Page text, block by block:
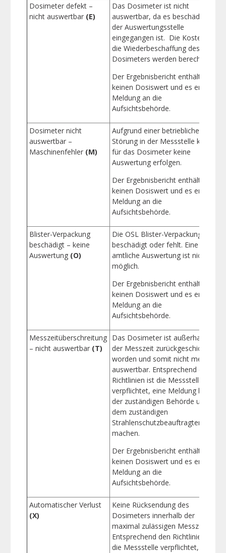
Dosimeter defekt –
nicht auswertbar (E)
Das Dosimeter ist nicht
auswertbar, da es beschädigt in
der Auswertungsstelle
eingegangen ist. Die Kosten für
die Wiederbeschaffung des
Dosimeters werden berechnet.
Der Ergebnisbericht enthält
keinen Dosiswert und es erfolgt
Meldung an die
Aufsichtsbehörde.
Dosimeter nicht
auswertbar –
Maschinenfehler (M)
Aufgrund einer betrieblichen
Störung in der Messstelle kann
für das Dosimeter keine
Auswertung erfolgen.
Der Ergebnisbericht enthält
keinen Dosiswert und es erfolgt
Meldung an die
Aufsichtsbehörde.
Blister-Verpackung
beschädigt – keine
Auswertung (O)
Die OSL Blister-Verpackung ist
beschädigt oder fehlt. Eine
amtliche Auswertung ist nicht
möglich.
Der Ergebnisbericht enthält
keinen Dosiswert und es erfolgt
Meldung an die
Aufsichtsbehörde.
Messzeitüberschreitung
– nicht auswertbar (T)
Das Dosimeter ist außerhalb
der Messzeit zurückgeschickt
worden und somit nicht mehr
auswertbar. Entsprechend den
Richtlinien ist die Messstelle
verpflichtet, eine Meldung bei
der zuständigen Behörde und
dem zuständigen
Strahlenschutzbeauftragten zu
machen.
Der Ergebnisbericht enthält
keinen Dosiswert und es erfolgt
Meldung an die
Aufsichtsbehörde.
Automatischer Verlust
(X)
Keine Rücksendung des
Dosimeters innerhalb der
maximal zulässigen Messzeit.
Entsprechend den Richtlinien ist
die Messstelle verpflichtet, eine